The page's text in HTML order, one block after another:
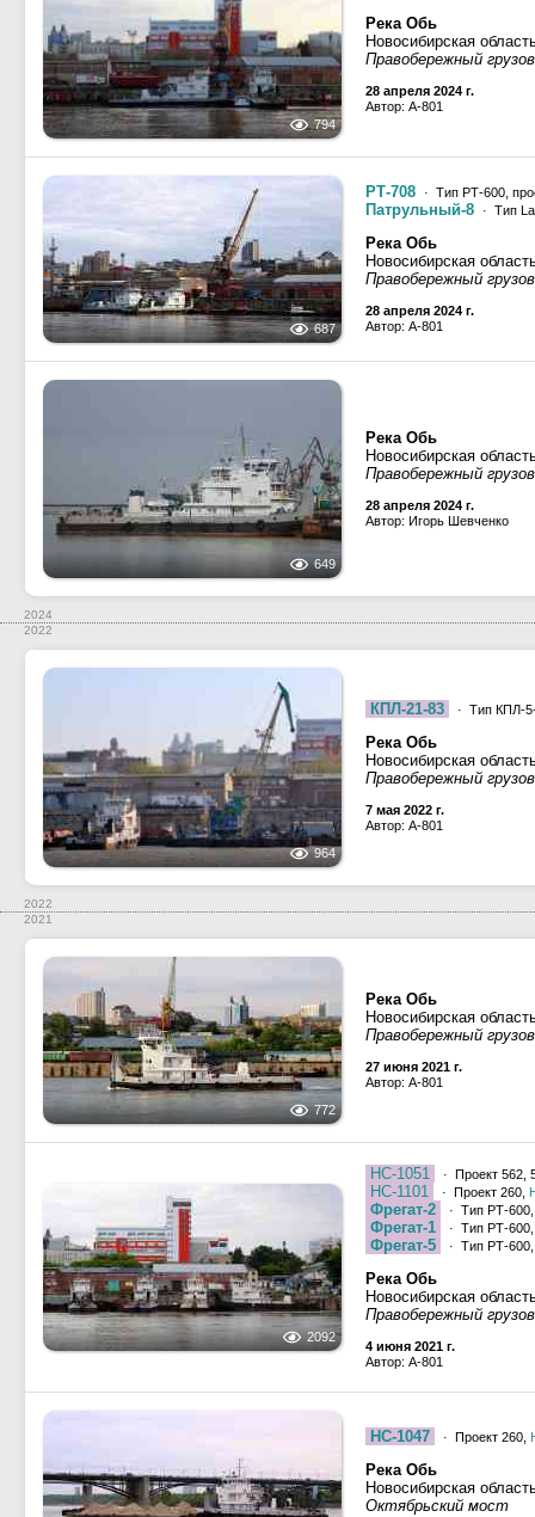
794
Река Обь
Новосибирская
Правобережный
28 апреля 2024 г.
Автор: A-801
687
РТ-708 · Тип РТ-600,
Патрульный-8 · Тип
Река Обь
Новосибирская
Правобережный
28 апреля 2024 г.
Автор: A-801
649
Река Обь
Новосибирская
Правобережный
28 апреля 2024 г.
Автор: Игорь Шевченко
2024
2022
964
КПЛ-21-83 · Тип КПЛ-
Река Обь
Новосибирская
Правобережный
7 мая 2022 г.
Автор: A-801
2022
2021
772
Река Обь
Новосибирская
Правобережный
27 июня 2021 г.
Автор: A-801
2092
НС-1051 · Проект 562,
НС-1101 · Проект 260,
Фрегат-2 · Тип РТ-
Фрегат-1 · Тип РТ-
Фрегат-5 · Тип РТ-
Река Обь
Новосибирская
Правобережный
4 июня 2021 г.
Автор: A-801
НС-1047 · Проект 260,
Река Обь
Новосибирская
Октябрьский мост